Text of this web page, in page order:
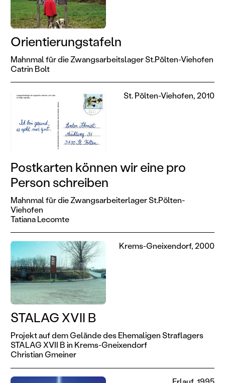
Orientierungstafeln
Mahnmal für die Zwangsarbeitslager St.Pölten-Viehofen
Catrin Bolt
Postkarten können wir eine pro
Person schreiben
Mahnmal für die Zwangsarbeiterlager St.Pölten-
Viehofen
Tatiana Lecomte
St. Pölten-Viehofen, 2010
STALAG XVII B
Projekt auf dem Gelände des Ehemaligen Straflagers
STALAG XVII B in Krems-Gneixendorf
Christian Gmeiner
Krems-Gneixendorf, 2000